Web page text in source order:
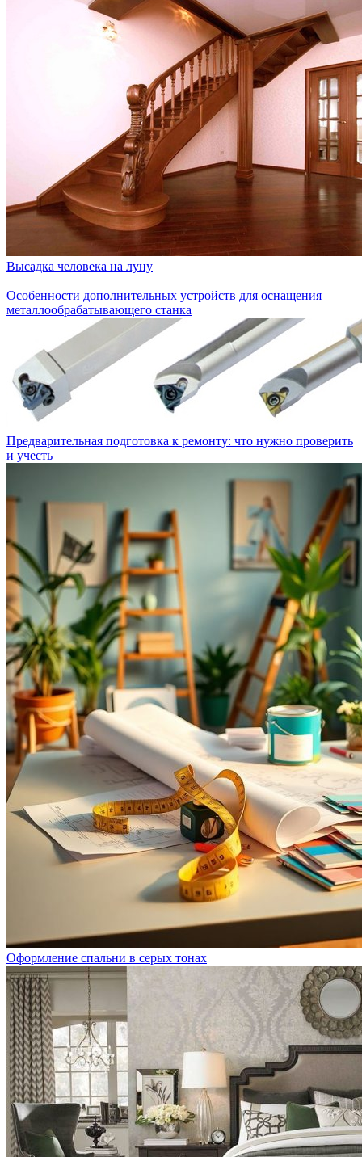
Высадка человека на луну
Особенности дополнительных устройств для оснащения
металлообрабатывающего станка
Предварительная подготовка к ремонту: что нужно проверить
и учесть
Оформление спальни в серых тонах